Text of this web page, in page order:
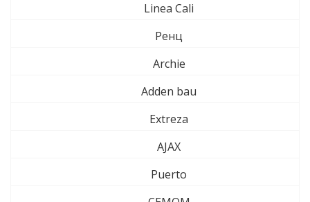
Linea Cali
Ренц
Archie
Adden bau
Extreza
AJAX
Puerto